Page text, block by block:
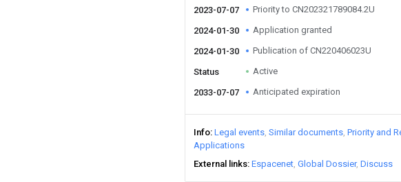
2023-07-07
Priority to CN202321789084.2U
2024-01-30 Application granted
2024-01-30 Publication of CN220406023U
Status Active
2033-07-07 Anticipated expiration
Info Legal events Similar documents Priority and
Applications
External links Espacenet Global Dossier Discuss